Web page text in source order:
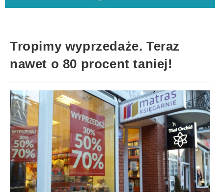
Tropimy wyprzedaże. Teraz
nawet o 80 procent taniej!